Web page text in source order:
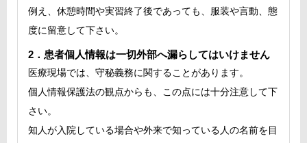
例え、休憩時間や実習終了後であっても、服装や言動、態
度に留意して下さい。
2．患者個人情報は一切外部へ漏らしてはいけません
医療現場では、守秘義務に関することがあります。
個人情報保護法の観点からも、この点には十分注意して下
さい。
知人が入院している場合や外来で知っている人の名前を目